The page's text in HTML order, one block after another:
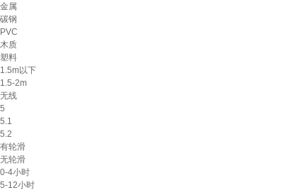
金属
碳钢
PVC
木质
塑料
1.5m以下
1.5-2m
无线
5
5.1
5.2
有轮滑
无轮滑
0-4小时
5-12小时